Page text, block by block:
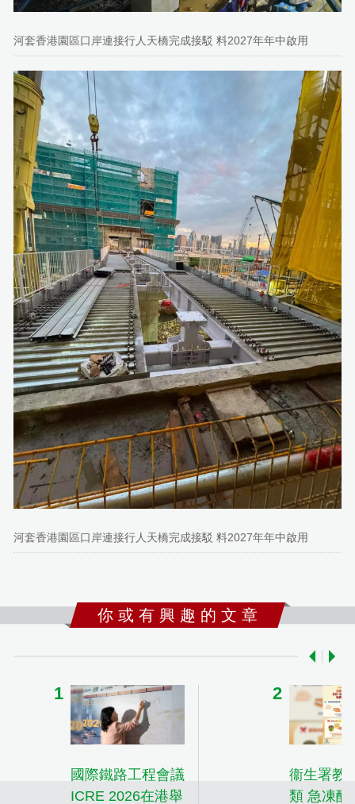
河套香港園區口岸連接行人天橋完成接駁 料2027年年中啟用
河套香港園區口岸連接行人天橋完成接駁 料2027年年中啟用
你 或 有 興 趣 的 文 章
國際鐵路工程會議
ICRE 2026在港舉
衞生署教
類 急凍醃